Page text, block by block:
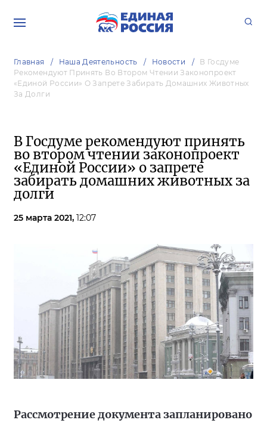
Главная Наша Деятельность Новости
В Госдуме
Рекомендуют Принять Во Втором Чтении Законопроект
«Единой России» О Запрете Забирать Домашних Животных
За Долги
В Госдуме рекомендуют принять
во втором чтении законопроект
«Единой России» о запрете
забирать домашних животных за
долги
25 марта 2021, 12:07
Рассмотрение документа запланировано